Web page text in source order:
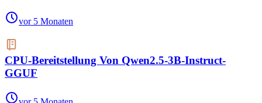
vor 5 Monaten
CPU-Bereitstellung Von Qwen2.5-3B-Instruct-
GGUF